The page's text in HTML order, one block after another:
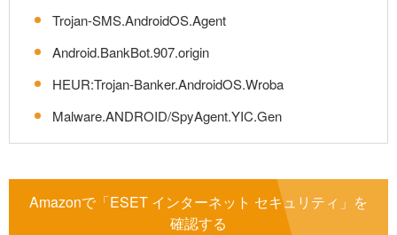
Trojan-SMS.AndroidOS.Agent
Android.BankBot.907.origin
HEUR:Trojan-Banker.AndroidOS.Wroba
Malware.ANDROID/SpyAgent.YIC.Gen
Amazonで「ESET インターネット セキュリティ」を
確認する